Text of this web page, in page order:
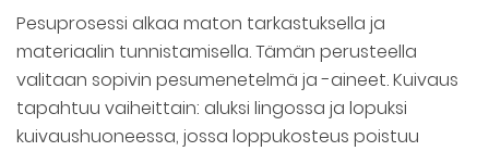
Pesuprosessi alkaa maton tarkastuksella ja
materiaalin tunnistamisella. Tämän perusteella
valitaan sopivin pesumenetelmä ja -aineet. Kuivaus
tapahtuu vaiheittain: aluksi lingossa ja lopuksi
kuivaushuoneessa, jossa loppukosteus poistuu